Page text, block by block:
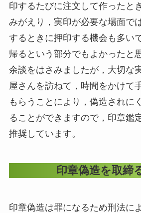
印するたびに注文して作ったと
みがえり，実印が必要な場面で
するときに押印する機会も多い
帰るという部分でもよかったと
余談をはさみましたが，大切な
屋さんを訪ねて，時間をかけて
もらうことにより，偽造されに
ることができますので，印章鑑
推奨しています。
印章偽造を取締
印章偽造は罪になるため刑法に